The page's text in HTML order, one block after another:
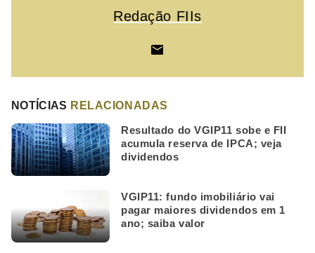
Redação FIIs
NOTÍCIAS RELACIONADAS
Resultado do VGIP11 sobe e FII
acumula reserva de IPCA; veja
dividendos
VGIP11: fundo imobiliário vai
pagar maiores dividendos em 1
ano; saiba valor